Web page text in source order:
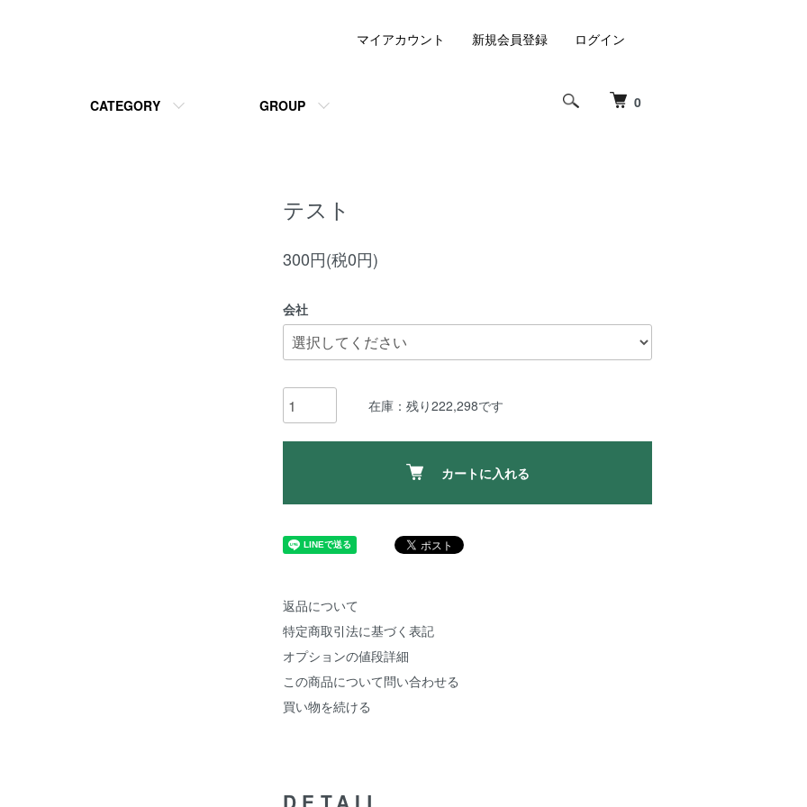
0
CATEGORY GROUP
マイアカウント 新規会員登録 ログイン
テスト
300円(税0円)
会社
在庫：残り222,298です
カートに入れる
返品について
特定商取引法に基づく表記
オプションの値段詳細
この商品について問い合わせる
買い物を続ける
DETAIL